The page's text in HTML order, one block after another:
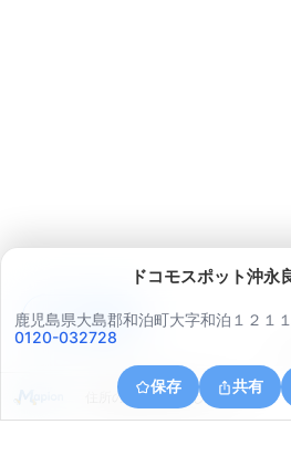
ドコモスポット沖永
鹿児島県大島郡和泊町大字和泊１２１１
0120-032728
保存 共有
住所の取得に失敗しました
アプリで見る